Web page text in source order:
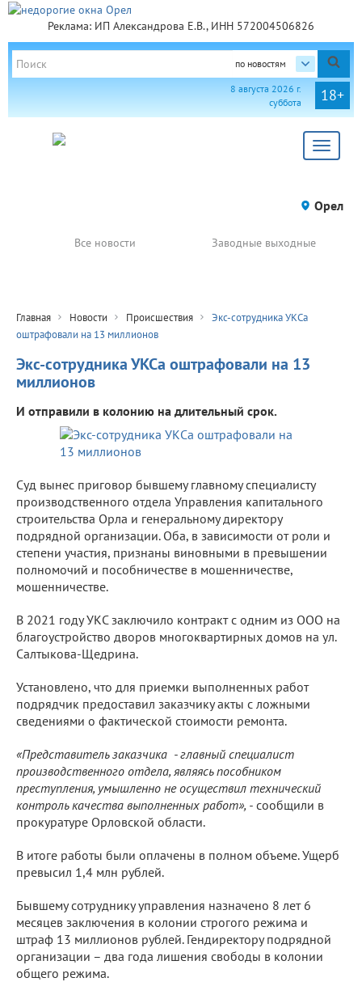
Реклама: ИП Александрова Е.В., ИНН 572004506826
по новостям
18+
8 августа 2026 г.
суббота
Toggle
Орел
Все новости Заводные выходные
Главная Новости Происшествия
Экс-сотрудника УКСа
оштрафовали на 13 миллионов
Экс-сотрудника УКСа оштрафовали на 13
миллионов
И отправили в колонию на длительный срок.
Суд вынес приговор бывшему главному специалисту
производственного отдела Управления капитального
строительства Орла и генеральному директору
подрядной организации. Оба, в зависимости от роли и
степени участия, признаны виновными в превышении
полномочий и пособничестве в мошенничестве,
мошенничестве.
В 2021 году УКС заключило контракт с одним из ООО на
благоустройство дворов многоквартирных домов на ул.
Салтыкова-Щедрина.
Установлено, что для приемки выполненных работ
подрядчик предоставил заказчику акты с ложными
сведениями о фактической стоимости ремонта.
«Представитель заказчика - главный специалист
производственного отдела, являясь пособником
преступления, умышленно не осуществил технический
контроль качества выполненных работ», - сообщили в
прокуратуре Орловской области.
В итоге работы были оплачены в полном объеме. Ущерб
превысил 1,4 млн рублей.
Бывшему сотруднику управления назначено 8 лет 6
месяцев заключения в колонии строгого режима и
штраф 13 миллионов рублей. Гендиректору подрядной
организации – два года лишения свободы в колонии
общего режима.